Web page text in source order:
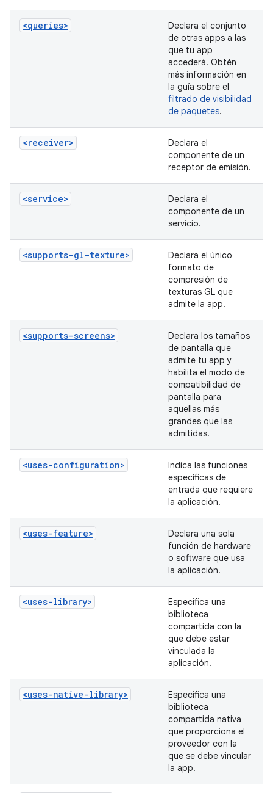
<queries>
Declara el conjunto
de otras apps a las
que tu app
accederá. Obtén
más información en
la guía sobre el
filtrado de visibilidad
de paquetes.
<receiver>
Declara el
componente de un
receptor de emisión.
<service>
Declara el
componente de un
servicio.
<supports-gl-texture>
Declara el único
formato de
compresión de
texturas GL que
admite la app.
<supports-screens>
Declara los tamaños
de pantalla que
admite tu app y
habilita el modo de
compatibilidad de
pantalla para
aquellas más
grandes que las
admitidas.
<uses-configuration>
Indica las funciones
específicas de
entrada que requiere
la aplicación.
<uses-feature>
Declara una sola
función de hardware
o software que usa
la aplicación.
<uses-library>
Especifica una
biblioteca
compartida con la
que debe estar
vinculada la
aplicación.
<uses-native-library>
Especifica una
biblioteca
compartida nativa
que proporciona el
proveedor con la
que se debe vincular
la app.